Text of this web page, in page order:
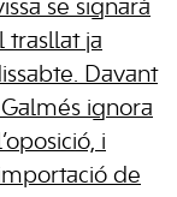
se signarà
trasllat ja
Davant
ignora
i
de